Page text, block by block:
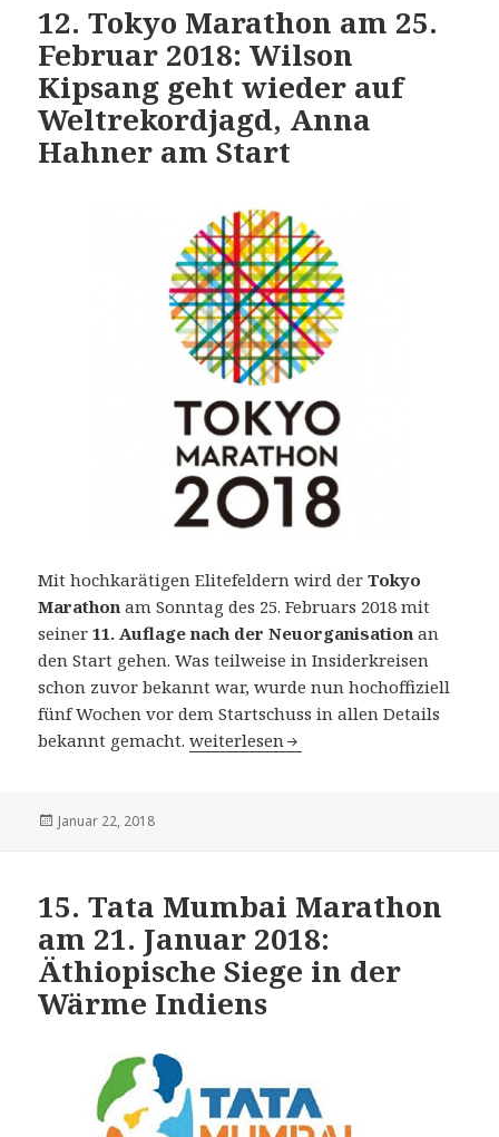
12. Tokyo Marathon am 25.
Februar 2018: Wilson
Kipsang geht wieder auf
Weltrekordjagd, Anna
Hahner am Start
Mit hochkarätigen Elitefeldern wird derTokyo
Marathon am Sonntag des 25. Februars 2018 mit
seiner 11. Auflage nach der Neuorganisation an
den Start gehen. Was teilweise in Insiderkreisen
schon zuvor bekannt war, wurde nun hochoffiziell
fünf Wochen vor dem Startschuss in allen Details
bekannt gemacht.12. Tokyo Marathon am 25. Februar
weiterlesen
Veröffentlicht
Januar 22, 2018
15. Tata Mumbai Marathon
am 21. Januar 2018:
Äthiopische Siege in der
Wärme Indiens